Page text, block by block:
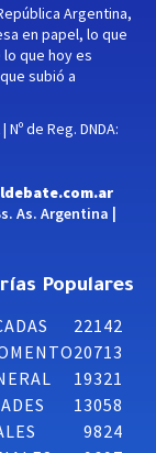
Argentina,
en papel, lo que
que hoy es
subió a
de Reg. DNDA:
As. Argentina |
Populares
22142
20713
19321
13058
9824